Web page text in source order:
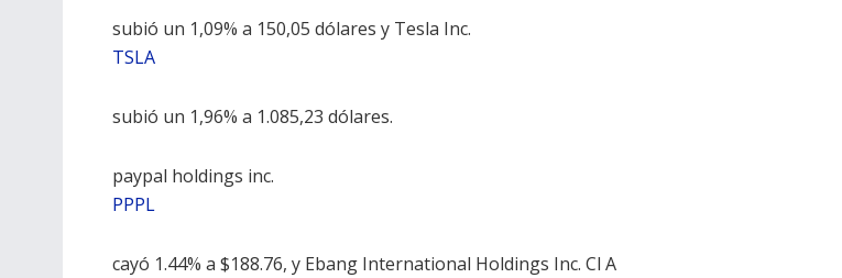
subió un 1,09% a 150,05 dólares y Tesla Inc.
TSLA
subió un 1,96% a 1.085,23 dólares.
paypal holdings inc.
PPPL
cayó 1.44% a $188.76, y Ebang International Holdings Inc. Cl A